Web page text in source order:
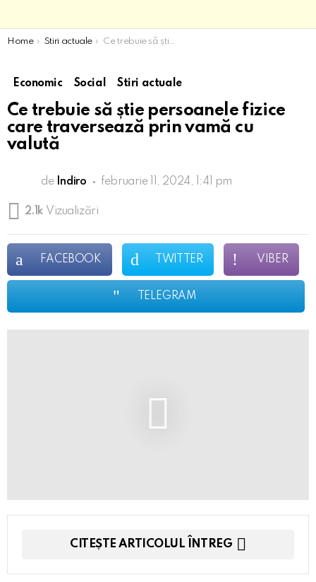
You are here:
Home Stiri actuale Ce trebuie să știe persoanele fizice care traversează prin vamă cu valută
Economic Social Stiri actuale
Ce trebuie să știe persoanele fizice
care traversează prin vamă cu
valută
de Indiro februarie 11, 2024, 1:41 pm
2.1k Vizualizări
FACEBOOK TWITTER VIBER
TELEGRAM
CITEȘTE ARTICOLUL ÎNTREG